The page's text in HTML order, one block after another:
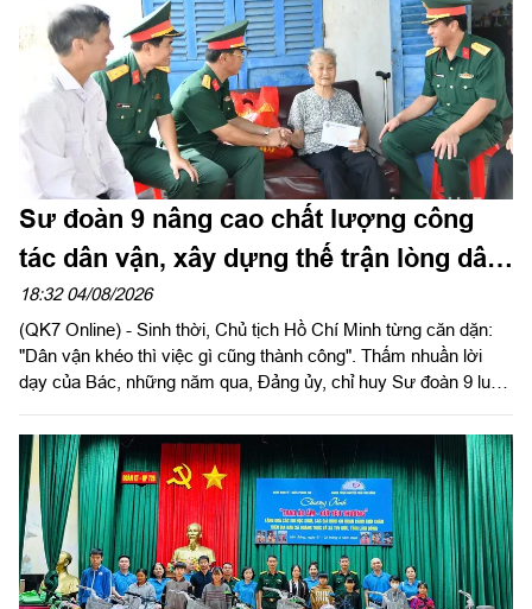
Sư đoàn 9 nâng cao chất lượng công
tác dân vận, xây dựng thế trận lòng dân
vững chắc
18:32 04/08/2026
(QK7 Online) - Sinh thời, Chủ tịch Hồ Chí Minh từng căn dặn:
"Dân vận khéo thì việc gì cũng thành công". Thấm nhuần lời
dạy của Bác, những năm qua, Đảng ủy, chỉ huy Sư đoàn 9 luôn
trị quan trọng, góp phần tăng cường mối quan hệ đoàn kết quân
- dân, xây dựng "thế trận lòng dân" vững chắc, tạo nền tảng để
đơn vị hoàn thành thắng lợi nhiệm vụ huấn luyện, sẵn sàng
chiến đấu và xây dựng địa bàn an toàn.